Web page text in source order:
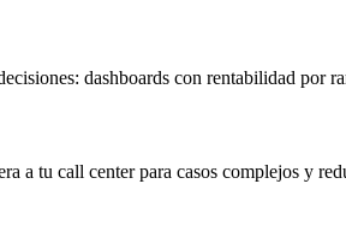
dashboards con rentabilidad por
a tu call center para casos complejos y